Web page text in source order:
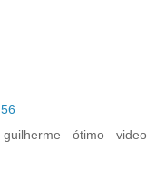
ótimo video